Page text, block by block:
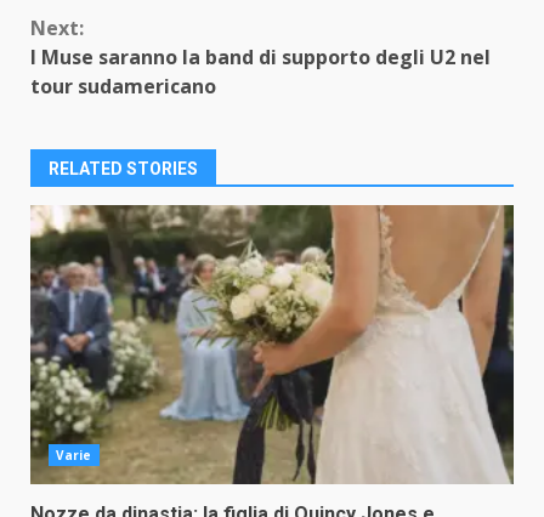
Next:
I Muse saranno la band di supporto degli U2 nel
tour sudamericano
RELATED STORIES
Varie